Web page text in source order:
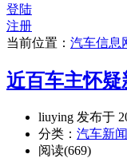
登陆
注册
当前位置： 汽车信息
近百车主怀
liuying 发布于
分类： 汽车新闻
阅读(669)